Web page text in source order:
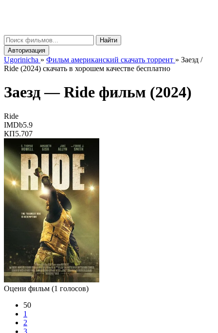
Найти
Авторизация
Ugorinicha » Фильм американский скачать торрент » Заезд /
Ride (2024) скачать в хорошем качестве бесплатно
Заезд —Ride фильм (2024)
Ride
IMDb5.9
КП5.707
Оцени фильм (1 голосов)
50
1
2
3